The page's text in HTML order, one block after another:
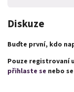
Diskuze
Buďte první, kdo
Pouze registrovaní
přihlaste se nebo se